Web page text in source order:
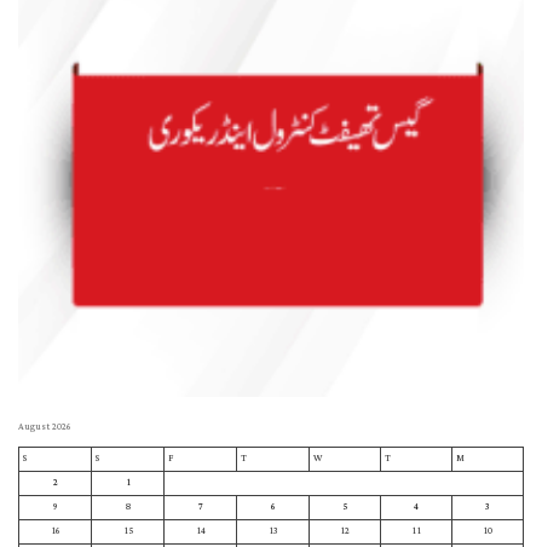
August 2026
M
T
W
T
F
S
S
1
2
3
4
5
6
7
8
9
10
11
12
13
14
15
16